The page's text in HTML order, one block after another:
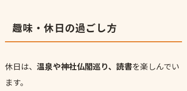
趣味・休日の過ごし方
休日は、 温泉や神社仏閣巡り、読書を楽しんでい
ます。